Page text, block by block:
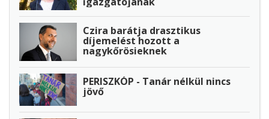
Czira barátja drasztikus
díjemelést hozott a
nagykőrösieknek
PERISZKÓP - Tanár nélkül nincs
jövő